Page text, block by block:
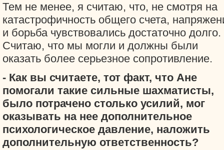
Тем не менее, я считаю, что, не смотря на
катастрофичность общего счета,
и борьба чувствовались достаточно долго.
Считаю, что мы могли и должны были
оказать более серьезное сопротивление.
- Как вы считаете, тот факт, что Ане
помогали такие сильные шахматисты,
было потрачено столько усилий, мог
оказывать на нее дополнительное
психологическое давление, наложить
дополнительную ответственность?